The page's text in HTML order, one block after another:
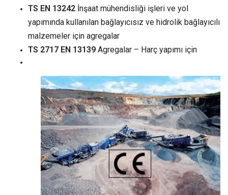
TS EN 13242 İnşaat mühendisliği işleri ve yol
yapımında kullanılan bağlayıcısız ve hidrolik bağlayıcılı
malzemeler için agregalar
TS 2717 EN 13139 Agregalar – Harç yapımı için